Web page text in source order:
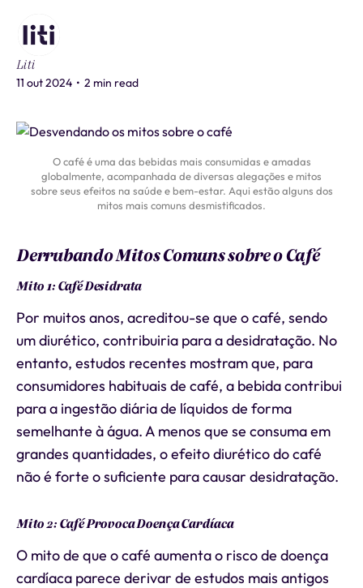
Liti
11 out 2024 • 2 min read
O café é uma das bebidas mais consumidas e amadas
globalmente, acompanhada de diversas alegações e mitos
sobre seus efeitos na saúde e bem-estar. Aqui estão alguns dos
mitos mais comuns desmistificados.
Derrubando Mitos Comuns sobre o Café
Mito 1: Café Desidrata
Por muitos anos, acreditou-se que o café, sendo
um diurético, contribuiria para a desidratação. No
entanto, estudos recentes mostram que, para
consumidores habituais de café, a bebida contribui
para a ingestão diária de líquidos de forma
semelhante à água. A menos que se consuma em
grandes quantidades, o efeito diurético do café
não é forte o suficiente para causar desidratação.
Mito 2: Café Provoca Doença Cardíaca
O mito de que o café aumenta o risco de doença
cardíaca parece derivar de estudos mais antigos